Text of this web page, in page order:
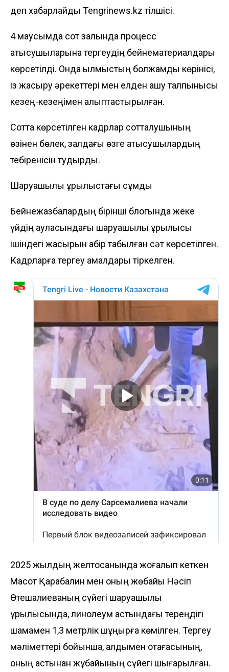
деп хабарлайды Tengrinews.kzтілшісі.
4 маусымда сот залында процесс
қатысушыларына тергеудің бейнематериалдары
көрсетілді. Онда қылмыстың болжамды көрінісі,
із жасыру әрекеттері мен елден қашу талпынысы
кезең-кезеңімен қалыптастырылған.
Сотта көрсетілген кадрлар сотталушының
өзінен бөлек, залдағы өзге қатысушылардың
тебіренісін тудырды.
Шаруашылық құрылыстағы сұмдық
Бейнежазбалардың бірінші блогында жеке
үйдің ауласындағы шаруашылық құрылысы
ішіндегі жасырын қабір табылған сәт көрсетілген.
Кадрларға тергеу амалдары тіркелген.
2025 жылдың желтоқсанында жоғалып кеткен
Мақсот Қарабалин мен оның жөбайы Нәсіп
Өтешқалиеваның сүйегі шаруашылық
құрылысында, линолеум астындағы тереңдігі
шамамен 1,3 метрлік шұңқырға көмілген. Тергеу
мәліметтері бойынша, алдымен отағасының,
оның астынан жұбайының сүйегі шығарылған.